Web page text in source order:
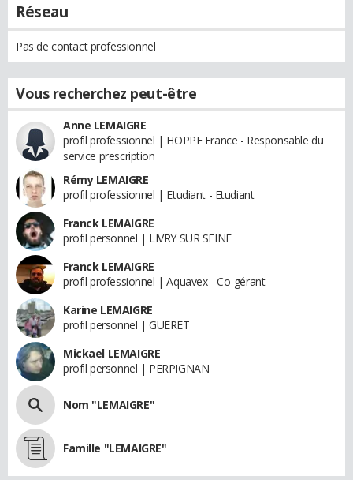
Réseau
Pas de contact professionnel
Vous recherchez peut-être
Anne LEMAIGRE
profil professionnel | HOPPE France - Responsable du
service prescription
Rémy LEMAIGRE
profil professionnel | Etudiant - Etudiant
Franck LEMAIGRE
profil personnel | LIVRY SUR SEINE
Franck LEMAIGRE
profil professionnel | Aquavex - Co-gérant
Karine LEMAIGRE
profil personnel | GUERET
Mickael LEMAIGRE
profil personnel | PERPIGNAN
Nom "LEMAIGRE"
Famille "LEMAIGRE"